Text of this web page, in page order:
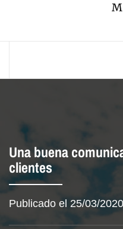
Una buena
clientes
Publicado el 25/03/2020